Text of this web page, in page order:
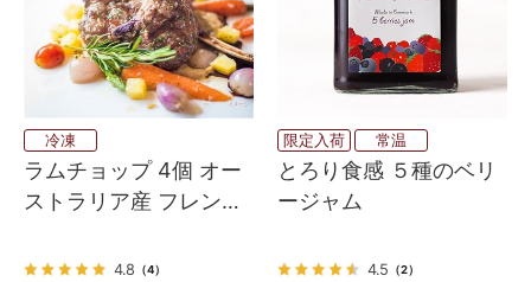
冷凍
ラムチョップ 4個 オー
ストラリア産 フレンチ
4.8 （4）
限定入荷 常温
とろり食感 ５種のベリ
ージャム
4.5 （2）